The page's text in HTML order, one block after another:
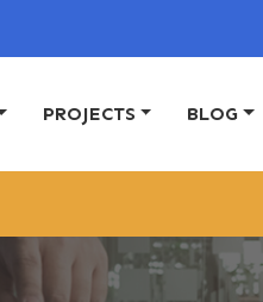
PROJECTS BLOG